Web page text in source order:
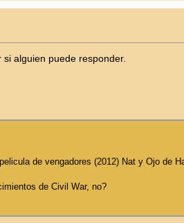
alguien puede responder.
de vengadores (2012) Nat y Ojo de
de Civil War, no?